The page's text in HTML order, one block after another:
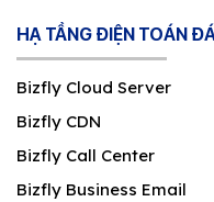
HẠ TẦNG ĐIỆN TOÁN
Bizfly Cloud Server
Bizfly CDN
Bizfly Call Center
Bizfly Business Email